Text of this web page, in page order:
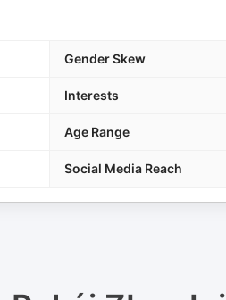
Gender Skew
Interests
Age Range
Social Media Reach